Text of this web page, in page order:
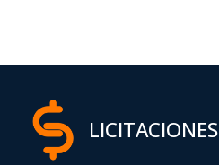
LICITACIONES